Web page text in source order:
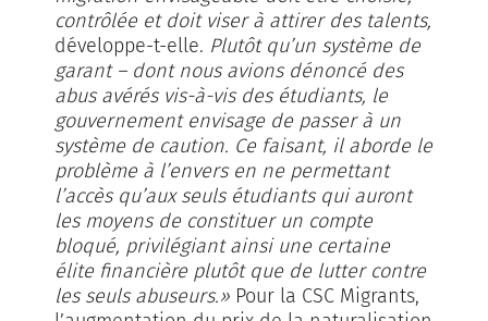
contrôlée et doit viser à attirer des talents,
développe-t-elle. Plutôt qu’­un système de
garant – dont nous avions dénoncé des
abus avérés vis-à-vis des étudiants, le
gouvernement envisage de passer à un
système de caution. Ce faisant, il aborde le
problème à l’envers en ne permettant
l’accès qu’aux seuls étudiants qui auront
les moyens de constituer un compte
bloqué, privilégiant ainsi une certaine
élite financière plutôt que de lutter contre
les seuls abuseurs.» Pour la CSC Migrants,